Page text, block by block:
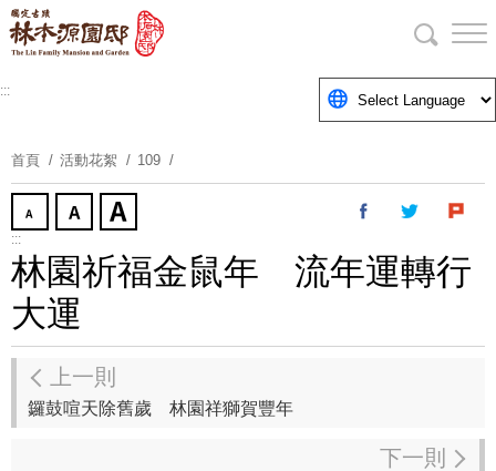
跳
到
要
塊
:::
首頁 活動花絮 109
:::
林園祈福金鼠年 流年運轉行
大運
上一則
鑼鼓喧天除舊歲 林園祥獅賀豐年
下一則